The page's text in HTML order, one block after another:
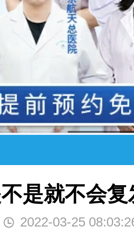
是就不会复
2022-03-25